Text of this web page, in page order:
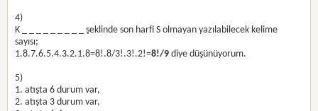
4)
K _ _ _ _ _ _ _ _ _ şeklinde son harfi S olmayan yazılabilecek kelime
sayısı;
1.8.7.6.5.4.3.2.1.8=8!.8/3!.3!.2!=8!/9 diye düşünüyorum.
5)
1. atışta 6 durum var,
2. atışta 3 durum var,